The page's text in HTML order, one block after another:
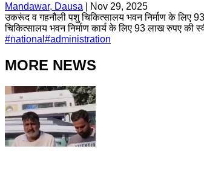
Mandawar, Dausa
Nov 29, 2025
उकरूंद व गहनौली पशु चिकित्सालय भवन निर्माण के लिए
चिकित्सालय भवन निर्माण कार्य के लिए 93 लाख रुपए की
#national #administration
MORE NEWS